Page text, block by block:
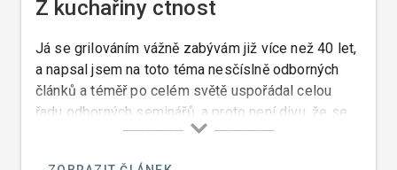
Z kuchařiny ctnost
Já se grilováním vážně zabývám již více než 40 let,
a napsal jsem na toto téma nesčíslně odborných
článků a téměř po celém světě uspořádal celou
řadu odborných seminářů, a proto není divu, že se
mě tolik lidí ptá na názor na pořad pana Pohlreicha